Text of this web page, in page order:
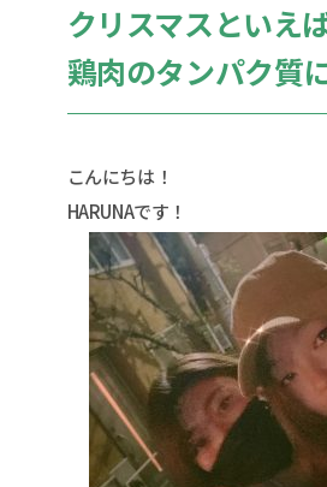
クリスマスといえ
鶏肉のタンパク質
こんにちは！
HARUNAです！